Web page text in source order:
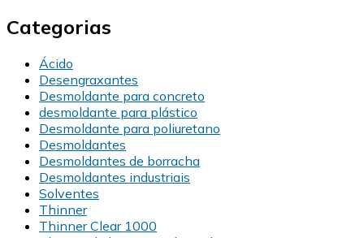
Categorias
Ácido
Desengraxantes
Desmoldante para concreto
desmoldante para plástico
Desmoldante para poliuretano
Desmoldantes
Desmoldantes de borracha
Desmoldantes industriais
Solventes
Thinner
Thinner Clear 1000